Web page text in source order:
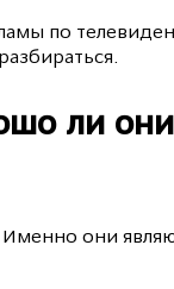
по
ли
они